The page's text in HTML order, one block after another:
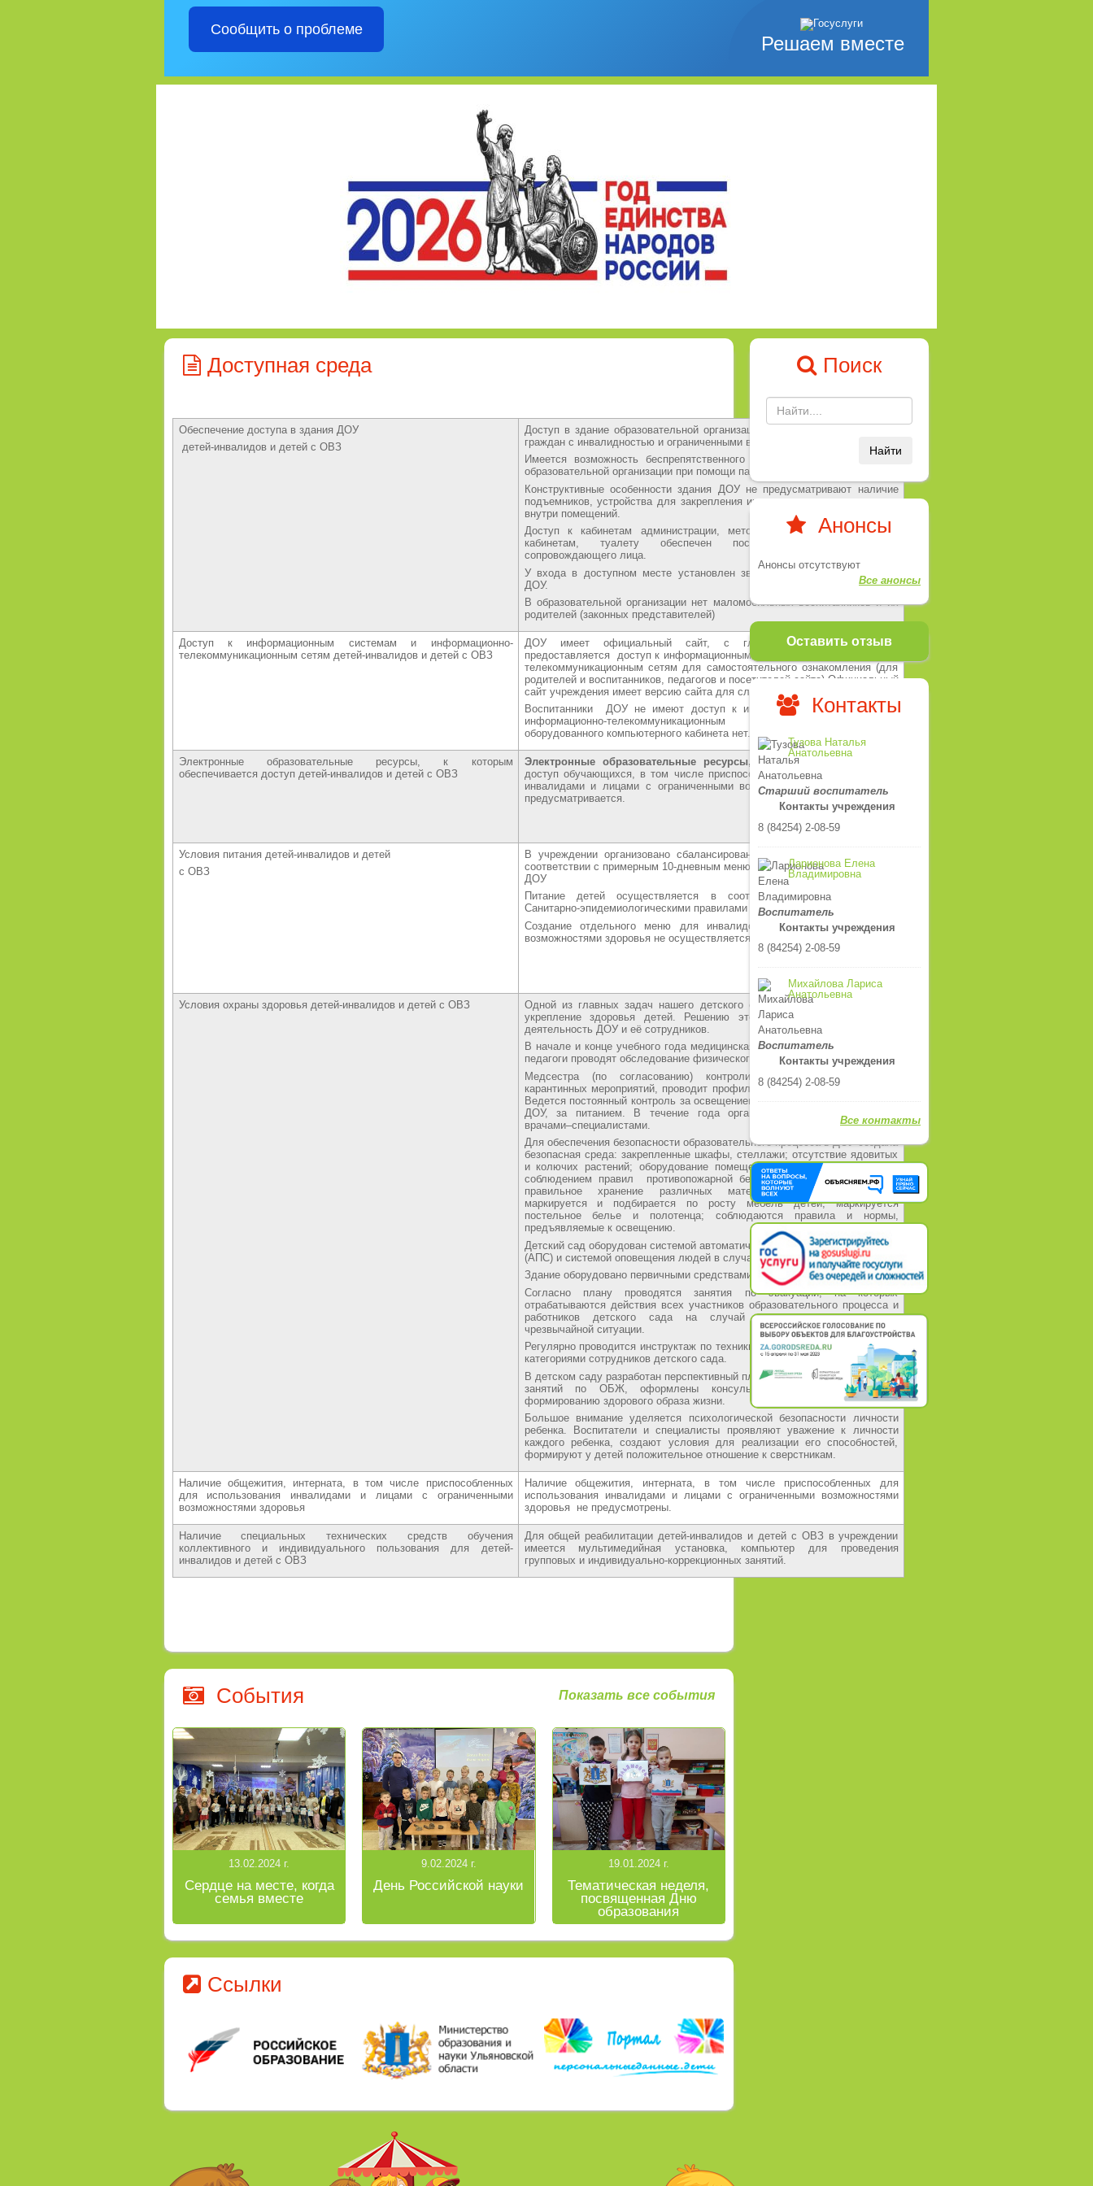
Решаем вместе
Сообщить о проблеме
Доступная среда
Обеспечение доступа в здания ДОУ
детей-инвалидов и детей с ОВЗ
Доступ в здание образовательной организации обеспечен частично для
граждан с инвалидностью и ограниченными возможностями здоровья.
Имеется возможность беспрепятственного входа и выхода из здания
образовательной организации при помощи пандуса.
Конструктивные особенности здания ДОУ не предусматривают наличие
подъемников, устройства для закрепления инвалидных колясок, поручни
внутри помещений.
Доступ к кабинетам администрации, методическому и медицинскому
кабинетам, туалету обеспечен посредством предоставления
сопровождающего лица.
У входа в доступном месте установлен звонок, для вызова работника
ДОУ.
В образовательной организации нет маломобильных воспитанников и их
родителей (законных представителей)
Доступ к информационным системам и информационно-
телекоммуникационным сетям детей-инвалидов и детей с ОВЗ
ДОУ имеет официальный сайт, с главной страницы которого
предоставляется
доступ к информационным системам и информационно-
телекоммуникационным сетям для самостоятельного ознакомления (для
родителей и воспитанников, педагогов и посетителей сайта).Официальный
сайт учреждения имеет версию сайта для слабовидящих.
Воспитанники ДОУ не имеют доступ к информационным системам и
информационно-телекоммуникационным сетям, специально
оборудованного компьютерного кабинета нет.
Электронные образовательные ресурсы, к которым
обеспечивается доступ детей-инвалидов и детей с ОВЗ
Электронные образовательные ресурсы, к которым обеспечивается
доступ обучающихся, в том числе приспособленные для использования
инвалидами и лицами с ограниченными возможностями здоровья – не
предусматривается.
Условия питания детей-инвалидов и детей
с ОВЗ
В учреждении организовано сбалансированное 5-ти разовое питание в
соответствии с примерным 10-дневным меню, утвержденным заведующим
ДОУ
Питание детей осуществляется в соответствии с действующими
Санитарно-эпидемиологическими правилами и нормативами СанПиН
Создание отдельного меню для инвалидов и лиц с ограниченными
возможностями здоровья не осуществляется.
Условия охраны здоровья детей-инвалидов и детей с ОВЗ
Одной из главных задач нашего детского сада является сохранение и
укрепление здоровья детей. Решению этой задачи подчинена вся
деятельность ДОУ и её сотрудников.
В начале и конце учебного года медицинская сестра, инструктор по ФК и
педагоги проводят обследование физического развития детей.
Медсестра (по согласованию) контролирует выполнение режима,
карантинных мероприятий, проводит профилактическую работу с детьми.
Ведется постоянный контроль за освещением, температурным режимом в
ДОУ, за питанием. В течение года организовывается осмотр детей
врачами–специалистами.
Для обеспечения безопасности образовательного процесса в ДОУ создана
безопасная среда: закрепленные шкафы, стеллажи; отсутствие ядовитых
и колючих растений; оборудование помещений, где находятся дети, с
соблюдением правил противопожарной безопасности; осуществляется
правильное хранение различных материалов и медикаментов;
маркируется и подбирается по росту мебель детей, маркируется
постельное белье и полотенца; соблюдаются правила и нормы,
предъявляемые к освещению.
Детский сад оборудован системой автоматической пожарной сигнализации
(АПС) и системой оповещения людей в случае возникновения пожара.
Здание оборудовано первичными средствами пожаротушения.
Согласно плану проводятся занятия по эвакуации, на которых
отрабатываются действия всех участников образовательного процесса и
работников детского сада на случай возникновения пожара и
чрезвычайной ситуации.
Регулярно проводится инструктаж по техники безопасности с различными
категориями сотрудников детского сада.
В детском саду разработан перспективный план работы с детьми в рамках
занятий по ОБЖ, оформлены консультации для родителей по
формированию здорового образа жизни.
Большое внимание уделяется психологической безопасности личности
ребенка. Воспитатели и специалисты проявляют уважение к личности
каждого ребенка, создают условия для реализации его способностей,
формируют у детей положительное отношение к сверстникам.
Наличие общежития, интерната, в том числе приспособленных
для использования инвалидами и лицами с ограниченными
возможностями здоровья
Наличие общежития, интерната, в том числе приспособленных для
использования инвалидами и лицами с ограниченными возможностями
здоровья не предусмотрены.
Наличие специальных технических средств обучения
коллективного и индивидуального пользования для детей-
инвалидов и детей с ОВЗ
Для общей реабилитации детей-инвалидов и детей с ОВЗ в учреждении
имеется мультимедийная установка, компьютер для проведения
групповых и индивидуально-коррекционных занятий.
События Показать все события
13.02.2024 г.
Сердце на месте, когда
семья вместе
9.02.2024 г.
День Российской науки
19.01.2024 г.
Тематическая неделя,
посвященная Дню
образования
Ульяновской области
Ссылки
Поиск
Найти
Анонсы
Анонсы отсутствуют
Все анонсы
Оставить отзыв
Контакты
Тузова Наталья
Анатольевна
Старший воспитатель
Контакты учреждения
8 (84254) 2-08-59
Ларионова Елена
Владимировна
Воспитатель
Контакты учреждения
8 (84254) 2-08-59
Михайлова Лариса
Анатольевна
Воспитатель
Контакты учреждения
8 (84254) 2-08-59
Все контакты